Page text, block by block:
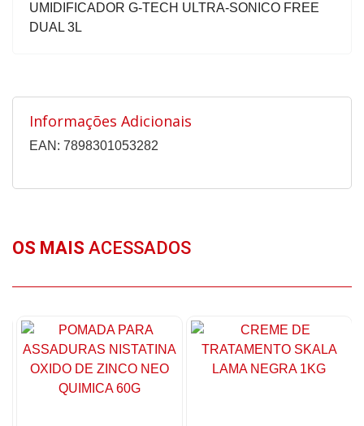
UMIDIFICADOR G-TECH ULTRA-SONICO FREE
DUAL 3L
Informações Adicionais
EAN: 7898301053282
OS MAIS ACESSADOS